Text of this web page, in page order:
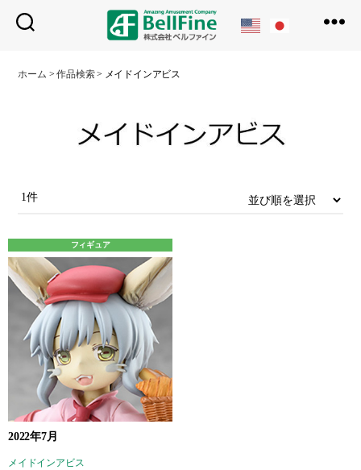
フ
ホーム >作品検索> メイドインアビス
1件
フィギュア
2022年7月
メイドインアビス